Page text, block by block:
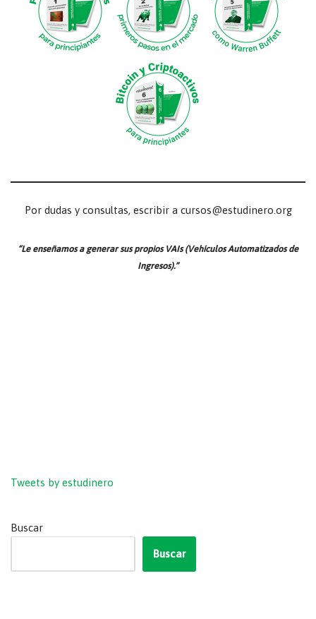
Por dudas y consultas, escribir a cursos@estudinero.org
“Le enseñamos a generar sus propios VAIs (Vehículos Automatizados de
Ingresos).”
Tweets by estudinero
Buscar
Buscar